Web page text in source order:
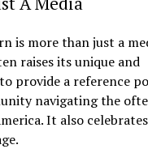
is more than just a
raises its unique and
provide a reference
navigating the
It also